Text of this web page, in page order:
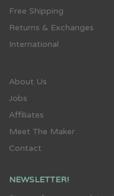
Free Shipping
Returns & Exchanges
International
About Us
Jobs
Affiliates
Meet The Maker
Contact
NEWSLETTER!